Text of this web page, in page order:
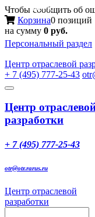
Чтобы сообщить об
Корзина0 позиций
на сумму 0 руб.
Персональный раздел
Центр отраслевой
+ 7 (495) 777-25-43
Toggle
Меню
Центр
разработки
+ 7 (495) 777-25-43
otr@otr.rarus.ru
Центр отраслевой
разработки